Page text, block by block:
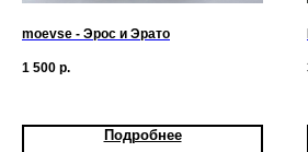
moevse - Эрос и Эрато
1 500 р.
Подробнее